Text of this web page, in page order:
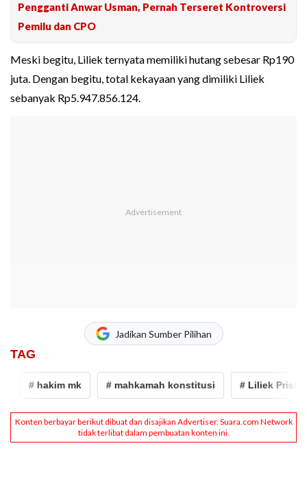
Pengganti Anwar Usman, Pernah Terseret Kontroversi
Pemilu dan CPO
Meski begitu, Liliek ternyata memiliki hutang sebesar Rp190
juta. Dengan begitu, total kekayaan yang dimiliki Liliek
sebanyak Rp5.947.856.124.
Jadikan Sumber Pilihan
TAG
# hakim mk # mahkamah konstitusi # Liliek